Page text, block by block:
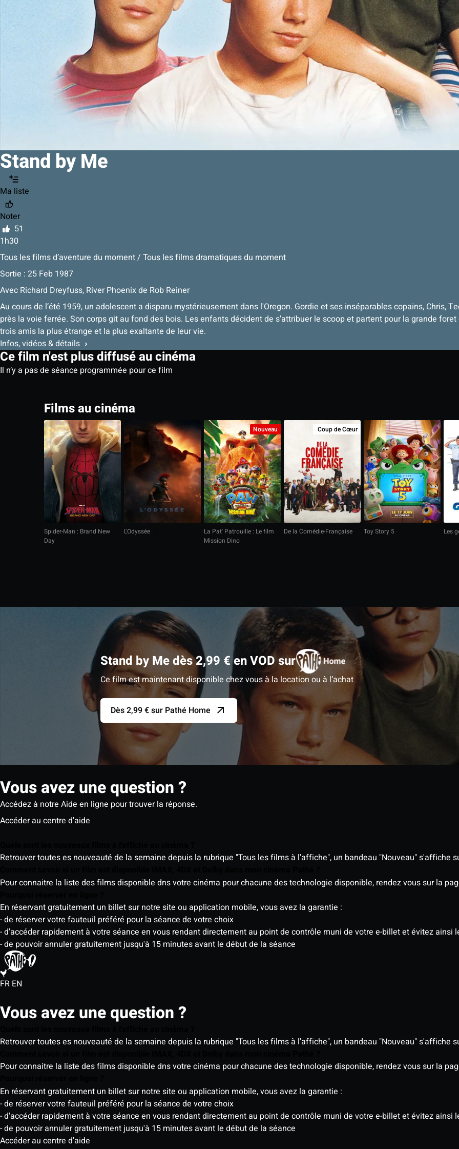
Stand by Me
Ma liste
Noter
51
1h30
Tous les films d’aventure du moment / Tous les films dramatiques du moment
Sortie : 25 Feb 1987
Avec Richard Dreyfuss, River Phoenixde Rob Reiner
Au cours de l’été 1959, un adolescent a disparu mystérieusement dans l'Oregon. Gordie et ses inséparables copains, Chris,
près la voie ferrée. Son corps git au fond des bois. Les enfants décident de s'attribuer le scoop et partent pour la grande
trois amis la plus étrange et la plus exaltante de leur vie.
Infos, vidéos & détails
Ce film n'est plus diffusé au cinéma
Il n’y a pas de séance programmée pour ce film
Films au cinéma
Spider-Man : Brand New
Day
L'Odyssée
La Pat' Patrouille : Le film
Mission Dino
Nouveau
De la Comédie-Française
Coup de Cœur
Toy Story 5 Les
Stand by Me dès 2,99 € en VOD sur
Ce film est maintenant disponible chez vous à la location ou à l’achat
Dès 2,99 € sur Pathé Home
Vous avez une question ?
Accédez à notre Aide en ligne pour trouver la réponse.
Accéder au centre d'aide
Retrouver toutes es nouveauté de la semaine depuis la rubrique "Tous les films à l'affiche", un bandeau "Nouveau" s'affiche
Pour connaitre la liste des films disponible dns votre cinéma pour chacune des technologie disponible, rendez vous sur la
En réservant gratuitement un billet sur notre site ou application mobile, vous avez la garantie :
- de réserver votre fauteuil préféré pour la séance de votre choix
- d'accéder rapidement à votre séance en vous rendant directement au point de contrôle muni de votre e-billet et évitez ainsi
- de pouvoir annuler gratuitement jusqu'à 15 minutes avant le début de la séance
FR EN
Vous avez une question ?
Retrouver toutes es nouveauté de la semaine depuis la rubrique "Tous les films à l'affiche", un bandeau "Nouveau" s'affiche
Pour connaitre la liste des films disponible dns votre cinéma pour chacune des technologie disponible, rendez vous sur la
En réservant gratuitement un billet sur notre site ou application mobile, vous avez la garantie :
- de réserver votre fauteuil préféré pour la séance de votre choix
- d'accéder rapidement à votre séance en vous rendant directement au point de contrôle muni de votre e-billet et évitez ainsi
- de pouvoir annuler gratuitement jusqu'à 15 minutes avant le début de la séance
Accéder au centre d'aide